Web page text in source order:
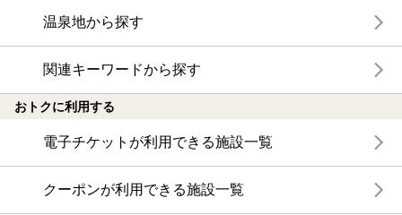
温泉地から探す
関連キーワードから探す
おトクに利用する
電子チケットが利用できる施設一覧
クーポンが利用できる施設一覧